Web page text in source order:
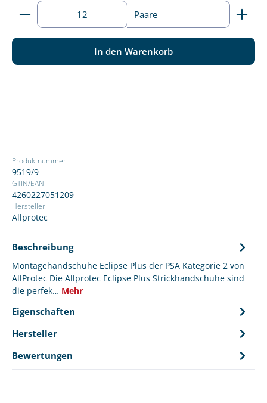
Produkt Anzahl: Gib den gewünschten Wert ein
Paare
In den Warenkorb
Produktnummer:
9519/9
GTIN/EAN:
4260227051209
Hersteller:
Allprotec
Beschreibung
Montagehandschuhe Eclipse Plus der PSA Kategorie 2 von
AllProtec Die Allprotec Eclipse Plus Strickhandschuhe sind
die perfek… Mehr
Eigenschaften
Hersteller
Bewertungen